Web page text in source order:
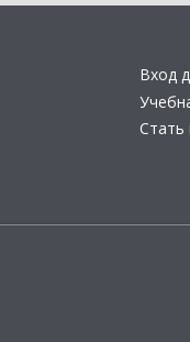
Вход
Стать